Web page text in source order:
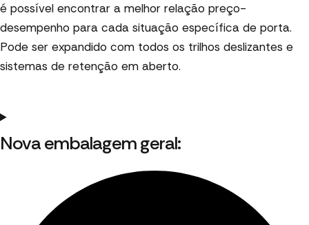
é possível encontrar a melhor relação preço-
desempenho para cada situação específica de porta.
Pode ser expandido com todos os trilhos deslizantes e
sistemas de retenção em aberto.
Nova embalagem geral: